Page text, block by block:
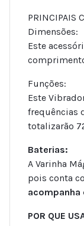
PRINCIPAIS
Dimensões:
Este
Funções:
Este
frequências
totalizarão
Baterias:
A Varinha
pois conta
acompanha
POR QUE